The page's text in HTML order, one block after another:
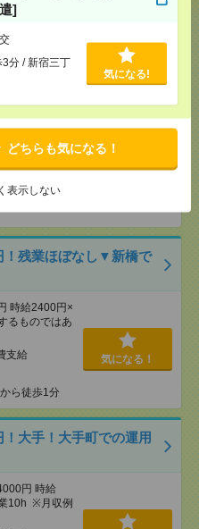
]
分 / 新宿三丁
気になる!
どちらも気になる！
表示しない
■週払い
…
気になる！
ワーク可〇Web広告運
新宿三丁目駅
！残業ほぼなし▼新橋で
時給2400円×
るものではあ
支給
ら徒歩1分
気になる！
！大手！大手町での運用
円 時給
10h ※月収例